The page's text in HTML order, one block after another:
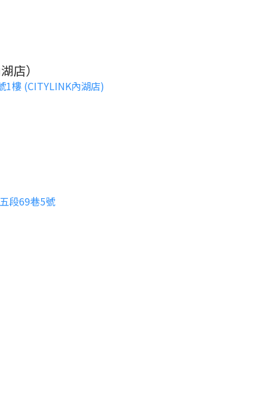
店）
1樓 (CITYLINK內湖店)
段69巷5號